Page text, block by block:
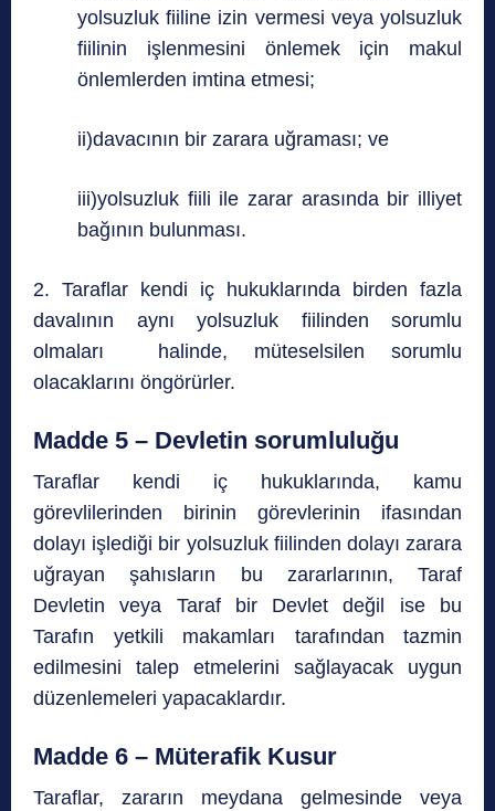
yolsuzluk fiiline izin vermesi veya yolsuzluk
fiilinin işlenmesini önlemek için makul
önlemlerden imtina etmesi;
ii)davacının bir zarara uğraması; ve
iii)yolsuzluk fiili ile zarar arasında bir illiyet
bağının bulunması.
2. Taraflar kendi iç hukuklarında birden fazla
davalının aynı yolsuzluk fiilinden sorumlu
olmaları halinde, müteselsilen sorumlu
olacaklarını öngörürler.
Madde 5 – Devletin sorumluluğu
Taraflar kendi iç hukuklarında, kamu
görevlilerinden birinin görevlerinin ifasından
dolayı işlediği bir yolsuzluk fiilinden dolayı zarara
uğrayan şahısların bu zararlarının, Taraf
Devletin veya Taraf bir Devlet değil ise bu
Tarafın yetkili makamları tarafından tazmin
edilmesini talep etmelerini sağlayacak uygun
düzenlemeleri yapacaklardır.
Madde 6 – Müterafik Kusur
Taraflar, zararın meydana gelmesinde veya